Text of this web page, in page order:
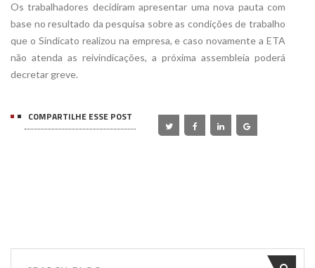
Os trabalhadores decidiram apresentar uma nova pauta com
base no resultado da pesquisa sobre as condições de trabalho
que o Sindicato realizou na empresa, e caso novamente a ETA
não atenda as reivindicações, a próxima assembleia poderá
decretar greve.
COMPARTILHE ESSE POST